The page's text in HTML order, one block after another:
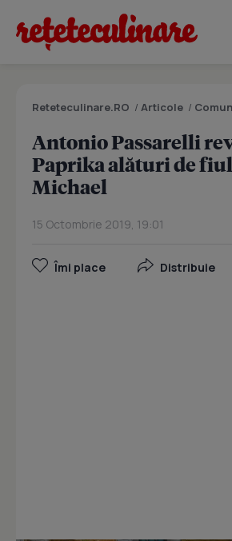
Reteteculinare.RO / Articole /
Antonio Passarelli
Paprika alături de
Michael
15 Octombrie 2019, 19:01
Îmi place Distribuie